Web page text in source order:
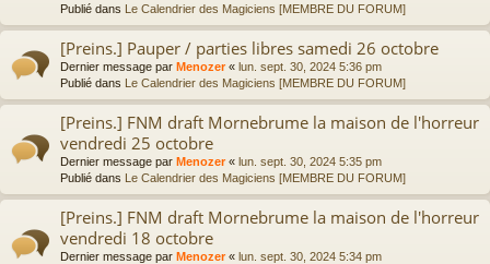
Publié dans Le Calendrier des Magiciens [MEMBRE DU FORUM]
[Preins.] Pauper / parties libres samedi 26 octobre
Dernier message par Menozer« lun. sept. 30, 2024 5:36 pm
Publié dans Le Calendrier des Magiciens [MEMBRE DU FORUM]
[Preins.] FNM draft Mornebrume la maison de l'horreur
vendredi 25 octobre
Dernier message par Menozer« lun. sept. 30, 2024 5:35 pm
Publié dans Le Calendrier des Magiciens [MEMBRE DU FORUM]
[Preins.] FNM draft Mornebrume la maison de l'horreur
vendredi 18 octobre
Dernier message par Menozer« lun. sept. 30, 2024 5:34 pm